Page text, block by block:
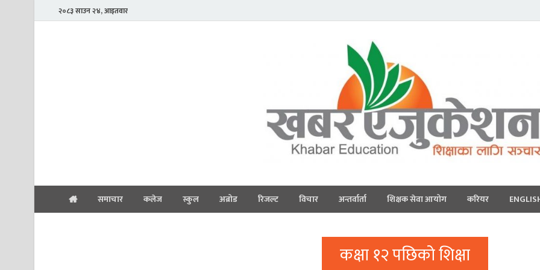
२०८३ साउन २४, आइतवार
समाचार कलेज स्कुल अब्रोड रिजल्ट विचार अन्तर्वार्ता शिक्षक सेवा आयोग करियर
कक्षा १२ पछिको शिक्षा